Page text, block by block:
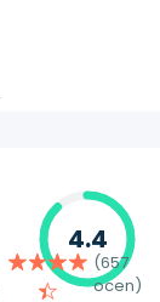
4.4
(657
ocen)